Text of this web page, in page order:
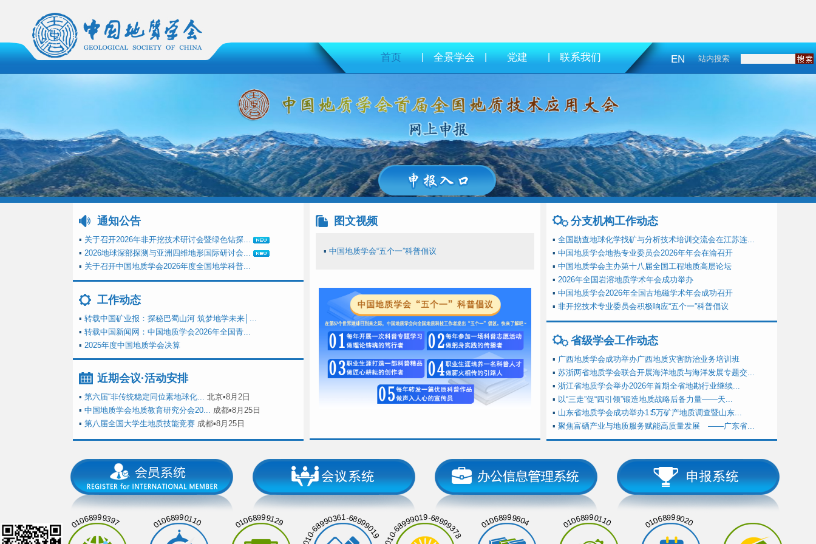
首页 | 全景学会 | 党建 | 联系我们 EN 站内搜索
通知公告
▪ 关于召开2026年非开挖技术研讨会暨绿色钻探...
▪ 2026地球深部探测与亚洲四维地形国际研讨会...
▪ 关于召开中国地质学会2026年度全国地学科普...
工作动态
▪ 转载中国矿业报：探秘巴蜀山河 筑梦地学未来│...
▪ 转载中国新闻网：中国地质学会2026年全国青...
▪ 2025年度中国地质学会决算
近期会议·活动安排
▪ 第六届“非传统稳定同位素地球化... 北京▪8月2日
▪ 中国地质学会地质教育研究分会20... 成都▪8月25日
▪ 第八届全国大学生地质技能竞赛 成都▪8月25日
图文视频
▪ 中国地质学会“五个一”科普倡议
分支机构工作动态
▪ 全国勘查地球化学找矿与分析技术培训交流会在江苏连...
▪ 中国地质学会地热专业委员会2026年年会在渝召开
▪ 中国地质学会主办第十八届全国工程地质高层论坛
▪ 2026年全国岩溶地质学术年会成功举办
▪ 中国地质学会2026年全国古地磁学术年会成功召开
▪ 非开挖技术专业委员会积极响应“五个一”科普倡议
省级学会工作动态
▪ 广西地质学会成功举办广西地质灾害防治业务培训班
▪ 苏浙两省地质学会联合开展海洋地质与海洋发展专题交...
▪ 浙江省地质学会举办2026年首期全省地勘行业继续...
▪ 以“三走”促“四引领”锻造地质战略后备力量——天...
▪ 山东省地质学会成功举办1∶5万矿产地质调查暨山东...
▪ 聚焦富硒产业与地质服务赋能高质量发展 ——广东省...
01068999397 01068990110 01068999129 010-68990361-68999019 010-68999019-68999378 01068999804 01068990110 01068999020